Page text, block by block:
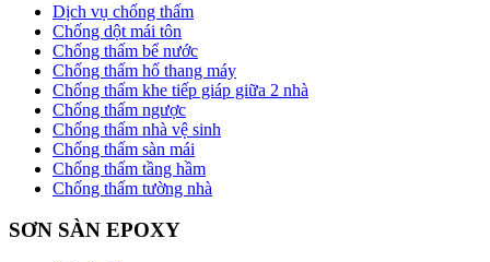
Dịch vụ chống thấm
Chống dột mái tôn
Chống thấm bể nước
Chống thấm hố thang máy
Chống thấm khe tiếp giáp giữa 2 nhà
Chống thấm ngược
Chống thấm nhà vệ sinh
Chống thấm sàn mái
Chống thấm tầng hầm
Chống thấm tường nhà
SƠN SÀN EPOXY